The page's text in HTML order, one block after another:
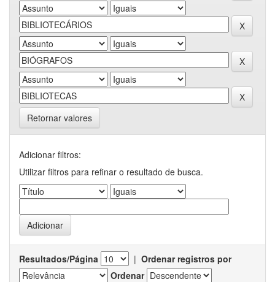
Retornar valores
Adicionar filtros:
Utilizar filtros para refinar o resultado de busca.
Resultados/Página | Ordenar registros por
Ordenar